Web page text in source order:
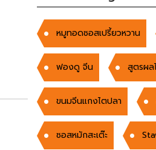
หมูทอดซอสเปรี้ยวหวาน
ฟองดู จีน สูตรผล
ขนมจีนแกงไตปลา
ซอสหมักสะเต๊ะ